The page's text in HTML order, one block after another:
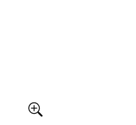
Större bild